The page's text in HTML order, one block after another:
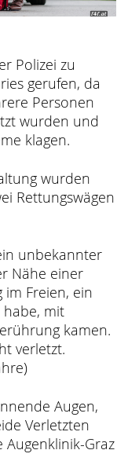
Polizei zu
gerufen, da
Personen
wurden und
klagen.
wurden
Rettungswägen
unbekannter
Nähe einer
Freien, ein
habe, mit
kamen.
verletzt.
Augen,
Verletzten
Graz